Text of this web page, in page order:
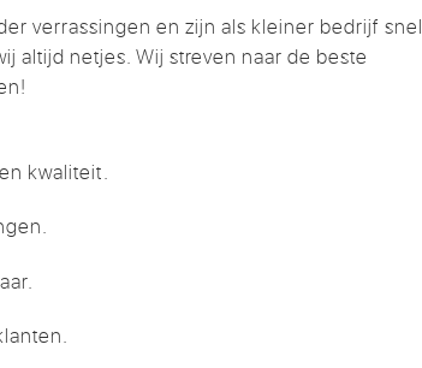
verrassingen en zijn als kleiner bedrijf snel
altijd netjes. Wij streven naar de beste
kwaliteit.